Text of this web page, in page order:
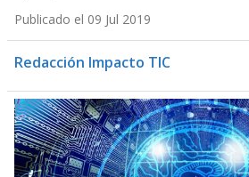
Publicado el 09 Jul 2019
Redacción Impacto TIC